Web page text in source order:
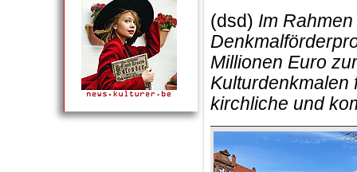
(dsd) Im
Millionen Euro
Kulturdenkmalen
kirchliche und